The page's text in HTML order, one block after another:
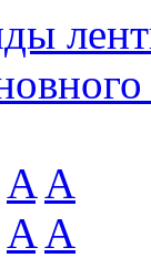
A A
A A